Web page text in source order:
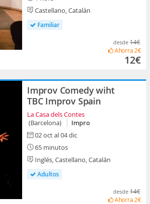
Castellano, Catalán
Familiar
desde 14€
Ahorra 2€
12€
Improv Comedy wiht
TBC Improv Spain
La Casa dels Contes
(Barcelona)
Impro
02 oct al 04 dic
65 minutos
Inglés, Castellano, Catalán
Adultos
desde 14€
Ahorra 2€